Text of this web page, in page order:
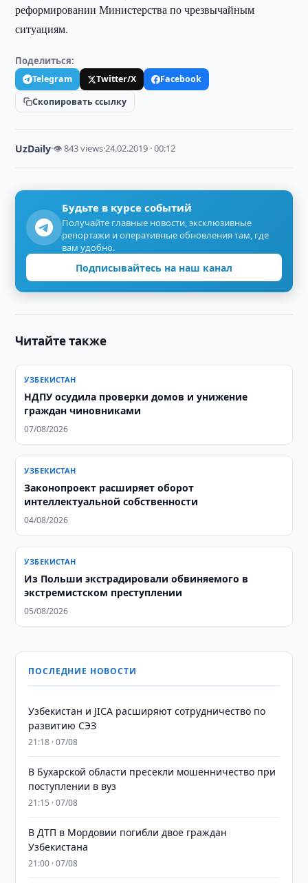
реформировании Министерства по чрезвычайным
ситуациям.
Поделиться:
Telegram Twitter/X
Facebook
Скопировать ссылку
UzDaily·👁 843 views·24.02.2019 · 00:12
Будьте в курсе событий
Получайте главные новости, эксклюзивные
репортажи и оперативные обновления там, где
вам удобно.
Подписывайтесь на наш канал
Читайте также
УЗБЕКИСТАН
НДПУ осудила проверки домов и унижение
граждан чиновниками
07/08/2026
УЗБЕКИСТАН
Законопроект расширяет оборот
интеллектуальной собственности
04/08/2026
УЗБЕКИСТАН
Из Польши экстрадировали обвиняемого в
экстремистском преступлении
05/08/2026
ПОСЛЕДНИЕ НОВОСТИ
Узбекистан и JICA расширяют сотрудничество по
развитию СЭЗ
21:18 · 07/08
В Бухарской области пресекли мошенничество при
поступлении в вуз
21:15 · 07/08
В ДТП в Мордовии погибли двое граждан
Узбекистана
21:00 · 07/08